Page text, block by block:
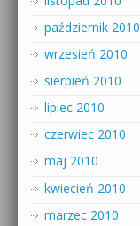
październik 2010
wrzesień 2010
sierpień 2010
lipiec 2010
czerwiec 2010
maj 2010
kwiecień 2010
marzec 2010